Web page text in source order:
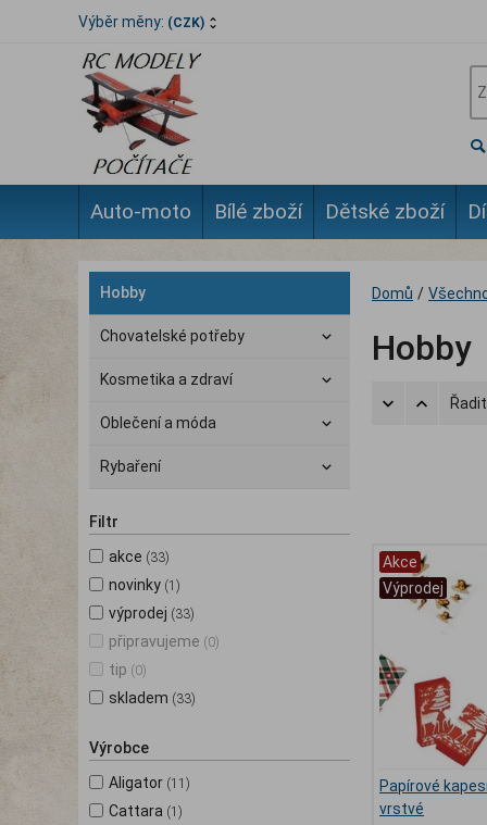
Výběr měny: (CZK)
Auto-moto Bílé zboží Dětské zboží
Hobby
Chovatelské potřeby
Kosmetika a zdraví
Oblečení a móda
Rybaření
Filtr
akce (33)
novinky (1)
výprodej (33)
připravujeme (0)
tip (0)
skladem (33)
Výrobce
Aligator (11)
Cattara (1)
Domů /
Hobby
Akce
Výprodej
Papírové
vrstvé